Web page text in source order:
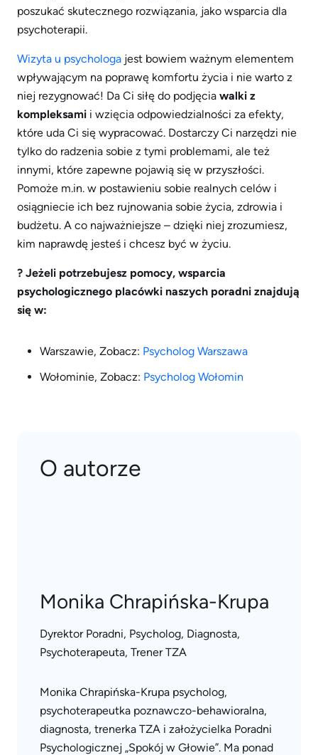
poszukać skutecznego rozwiązania, jako wsparcia dla
psychoterapii.
Wizyta u psychologa jest bowiem ważnym elementem
wpływającym na poprawę komfortu życia i nie warto z
niej rezygnować! Da Ci siłę do podjęcia walki z
kompleksami i wzięcia odpowiedzialności za efekty,
które uda Ci się wypracować. Dostarczy Ci narzędzi nie
tylko do radzenia sobie z tymi problemami, ale też
innymi, które zapewne pojawią się w przyszłości.
Pomoże m.in. w postawieniu sobie realnych celów i
osiągniecie ich bez rujnowania sobie życia, zdrowia i
budżetu. A co najważniejsze – dzięki niej zrozumiesz,
kim naprawdę jesteś i chcesz być w życiu.
? Jeżeli potrzebujesz pomocy, wsparcia
psychologicznego placówki naszych poradni znajdują
się w:
Warszawie, Zobacz: Psycholog Warszawa
Wołominie, Zobacz: Psycholog Wołomin
O autorze
Monika Chrapińska-Krupa
Dyrektor Poradni, Psycholog, Diagnosta,
Psychoterapeuta, Trener TZA
Monika Chrapińska-Krupa psycholog,
psychoterapeutka poznawczo-behawioralna,
diagnosta, trenerka TZA i założycielka Poradni
Psychologicznej „Spokój w Głowie”. Ma ponad